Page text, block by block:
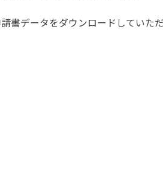
書データをダウンロードしていた